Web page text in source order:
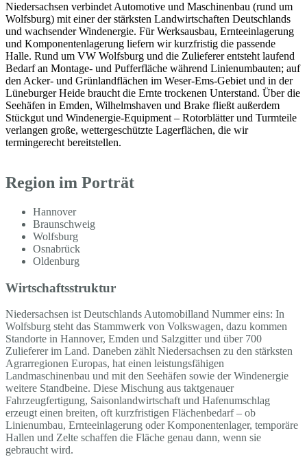
Niedersachsen verbindet Automotive und Maschinenbau (rund um
Wolfsburg) mit einer der stärksten Landwirtschaften Deutschlands
und wachsender Windenergie. Für Werksausbau, Ernteeinlagerung
und Komponentenlagerung liefern wir kurzfristig die passende
Halle. Rund um VW Wolfsburg und die Zulieferer entsteht laufend
Bedarf an Montage- und Pufferfläche während Linienumbauten; auf
den Acker- und Grünlandflächen im Weser-Ems-Gebiet und in der
Lüneburger Heide braucht die Ernte trockenen Unterstand. Über die
Seehäfen in Emden, Wilhelmshaven und Brake fließt außerdem
Stückgut und Windenergie-Equipment – Rotorblätter und Turmteile
verlangen große, wettergeschützte Lagerflächen, die wir
termingerecht bereitstellen.
Region im Porträt
Hannover
Braunschweig
Wolfsburg
Osnabrück
Oldenburg
Wirtschaftsstruktur
Niedersachsen ist Deutschlands Automobilland Nummer eins: In
Wolfsburg steht das Stammwerk von Volkswagen, dazu kommen
Standorte in Hannover, Emden und Salzgitter und über 700
Zulieferer im Land. Daneben zählt Niedersachsen zu den stärksten
Agrarregionen Europas, hat einen leistungsfähigen
Landmaschinenbau und mit den Seehäfen sowie der Windenergie
weitere Standbeine. Diese Mischung aus taktgenauer
Fahrzeugfertigung, Saisonlandwirtschaft und Hafenumschlag
erzeugt einen breiten, oft kurzfristigen Flächenbedarf – ob
Linienumbau, Ernteeinlagerung oder Komponentenlager, temporäre
Hallen und Zelte schaffen die Fläche genau dann, wenn sie
gebraucht wird.